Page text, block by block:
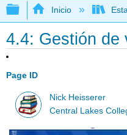
Expandir/
Inicio
4.4: Gestión de
Page ID
Nick Heisserer
Central Lakes